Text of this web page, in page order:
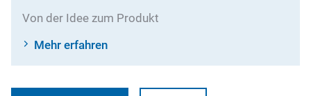
Von der Idee zum Produkt
Mehr erfahren